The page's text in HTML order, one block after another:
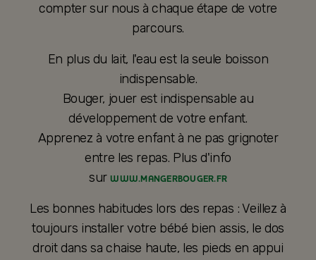
compter sur nous à chaque étape de votre
parcours.
En plus du lait, l'eau est la seule boisson
indispensable.
Bouger, jouer est indispensable au
développement de votre enfant.
Apprenez à votre enfant à ne pas grignoter
entre les repas. Plus d'info
surWWW.MANGERBOUGER.FR
Les bonnes habitudes lors des repas : Veillez à
toujours installer votre bébé bien assis, le dos
droit dans sa chaise haute, les pieds en appui